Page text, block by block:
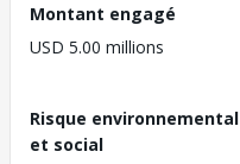
Montant engagé
USD 5.00 millions
Risque environnemental
et social